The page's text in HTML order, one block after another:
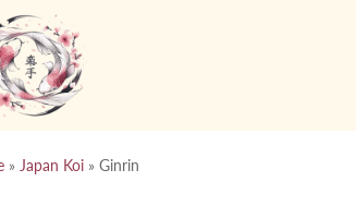
» Japan Koi » Ginrin